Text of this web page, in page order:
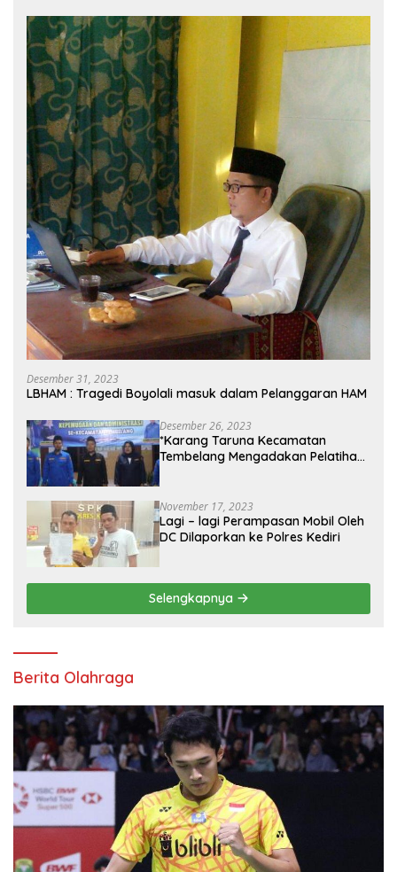
Desember 31, 2023
LBHAM : Tragedi Boyolali masuk dalam Pelanggaran HAM
Desember 26, 2023
*Karang Taruna Kecamatan
Tembelang Mengadakan Pelatihan
November 17, 2023
Lagi – lagi Perampasan Mobil Oleh
DC Dilaporkan ke Polres Kediri
Selengkapnya
Berita Olahraga